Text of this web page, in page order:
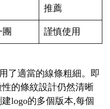
推薦
謹慎使用
了適當的線條粗細。即
的條紋設計仍然清晰
logo的多個版本,每個